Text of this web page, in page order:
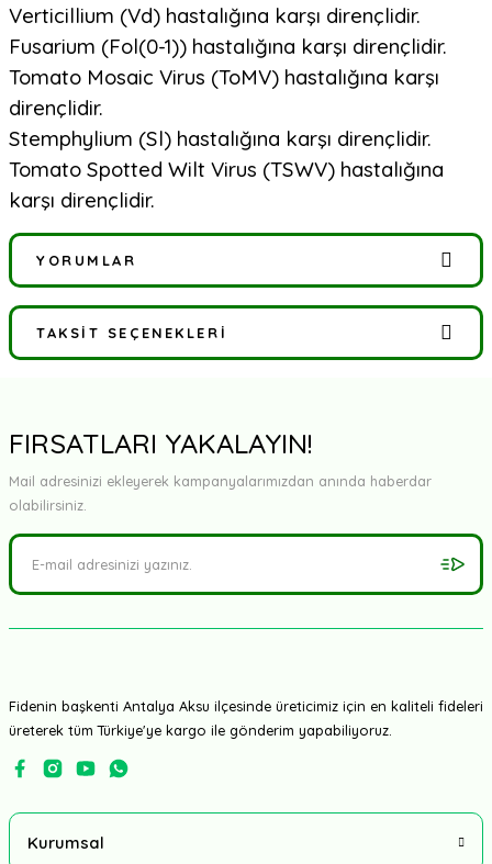
Verticillium (Vd) hastalığına karşı dirençlidir.
Fusarium (Fol(0-1)) hastalığına karşı dirençlidir.
Tomato Mosaic Virus (ToMV) hastalığına karşı
dirençlidir.
Stemphylium (Sl) hastalığına karşı dirençlidir.
Tomato Spotted Wilt Virus (TSWV) hastalığına
karşı dirençlidir.
YORUMLAR
D... A... | 04/05/2026
TAKSIT SEÇENEKLERI
FIRSATLARI YAKALAYIN!
Mail adresinizi ekleyerek kampanyalarımızdan anında haberdar
olabilirsiniz.
Fidenin başkenti Antalya Aksu ilçesinde üreticimiz için en kaliteli fideleri
üreterek tüm Türkiye'ye kargo ile gönderim yapabiliyoruz.
Kurumsal